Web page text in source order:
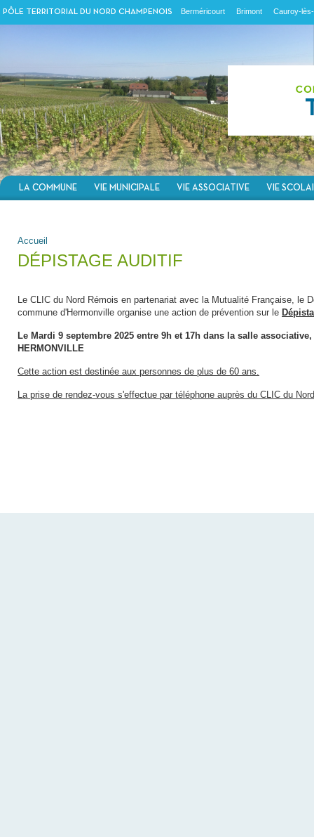
LA COMMUNE VIE MUNICIPALE VIE ASSOCIATIVE VIE
VOUS ÊTES ICI
Accueil
DÉPISTAGE AUDITIF
Le CLIC du Nord Rémois en partenariat avec la Mutualité Française, le
commune d'Hermonville organise une action de prévention sur le
Le Mardi 9 septembre 2025 entre 9h et 17h dans la salle
HERMONVILLE
Cette action est destinée aux personnes de plus de 60 ans.
La prise de rendez-vous s'effectue par téléphone auprès du CLIC du
PÔLE TERRITORIAL DU NORD CHAMPENOIS Berméricourt Brimont Cauroy-